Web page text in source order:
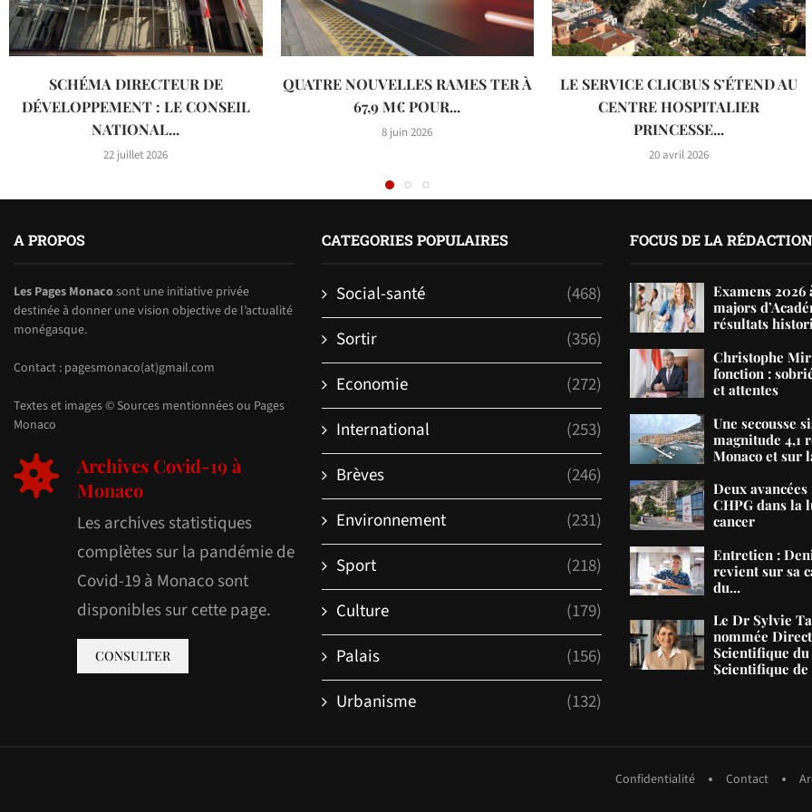
SCHÉMA DIRECTEUR DE
DÉVELOPPEMENT : LE CONSEIL
NATIONAL...
22 juillet 2026
QUATRE NOUVELLES RAMES TER À
67,9 M€ POUR...
8 juin 2026
LE SERVICE CLICBUS S’ÉTEND AU
CENTRE HOSPITALIER
PRINCESSE...
20 avril 2026
A PROPOS
Les Pages Monacosont une initiative privée
destinée à donner une vision objective de l’actualité
monégasque.
Contact : pagesmonaco(at)gmail.com
Textes et images © Sources mentionnées ou Pages
Monaco
Archives Covid-19 à
Monaco
Les archives statistiques
complètes sur la pandémie de
Covid-19 à Monaco sont
disponibles sur cette page.
CONSULTER
CATEGORIES POPULAIRES
Social-santé
(468)
Sortir
(356)
Economie
(272)
International
(253)
Brèves
(246)
Environnement
(231)
Sport
(218)
Culture
(179)
Palais
(156)
Urbanisme
(132)
FOCUS DE LA RÉDACTION
Examens 2026
majors
résultats
Christophe
fonction :
et attentes
Une secousse
magnitude 4,1
Monaco et sur
Deux
CHPG dans la
cancer
Entretien :
revient sur sa
du...
Le Dr Sylvie
nommée
Scientifique du
Scientifique de
Confidentialité Contact